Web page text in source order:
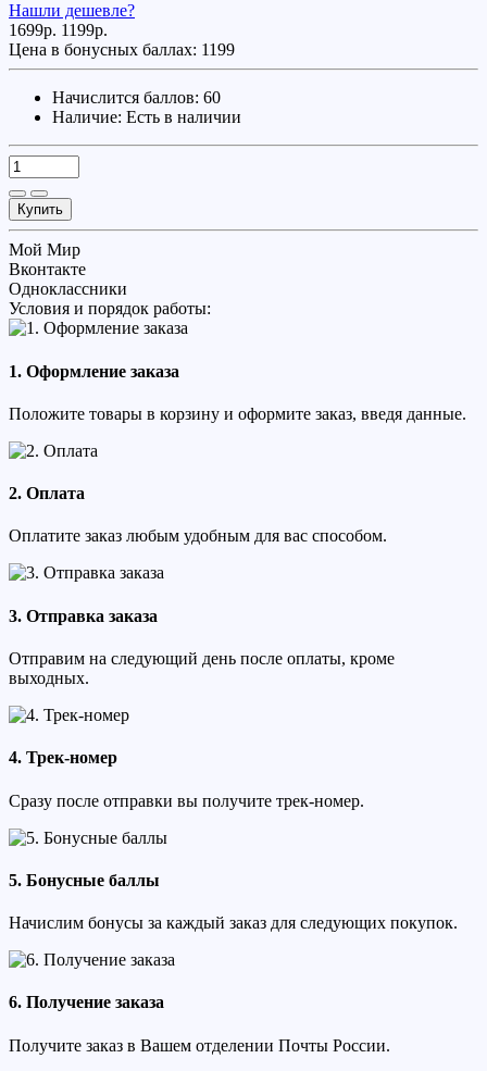
Нашли дешевле?
1699р. 1199р.
Цена в бонусных баллах: 1199
Начислится баллов: 60
Наличие: Есть в наличии
Купить
Мой Мир
Вконтакте
Одноклассники
Условия и порядок работы:
1. Оформление заказа
Положите товары в корзину и оформите заказ, введя данные.
2. Оплата
Оплатите заказ любым удобным для вас способом.
3. Отправка заказа
Отправим на следующий день после оплаты, кроме
выходных.
4. Трек-номер
Сразу после отправки вы получите трек-номер.
5. Бонусные баллы
Начислим бонусы за каждый заказ для следующих покупок.
6. Получение заказа
Получите заказ в Вашем отделении Почты России.